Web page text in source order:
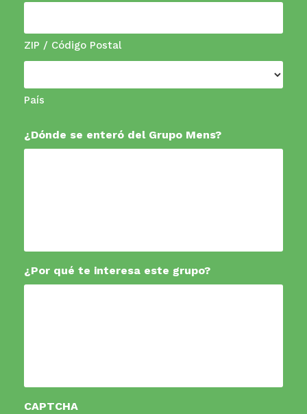
ZIP / Código Postal
País
¿Dónde se enteró del Grupo Mens?
¿Por qué te interesa este grupo?
CAPTCHA